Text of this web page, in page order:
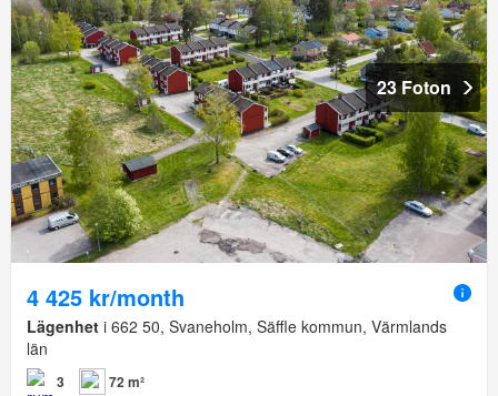
23 Foton
4 425 kr/month
Lägenhet i 662 50, Svaneholm, Säffle kommun, Värmlands
län
3 72 m²